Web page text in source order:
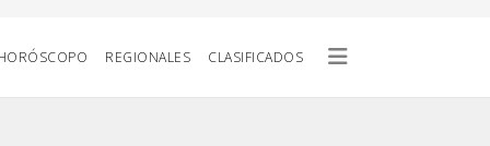
REGIONALES CLASIFICADOS